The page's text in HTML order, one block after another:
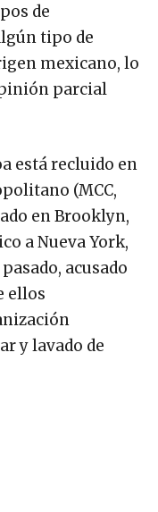
de
tipo de
mexicano, lo
parcial
está recluido en
(MCC,
en Brooklyn,
a Nueva York,
acusado
ellos
y lavado de